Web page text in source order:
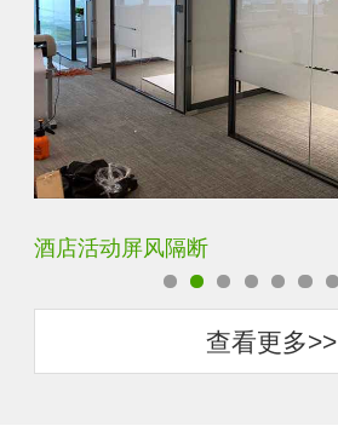
卧室厨房书房装饰隔断屏风
查看更多>>